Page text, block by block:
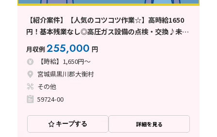
【紹介案件】【人気のコツコツ作業☆】高時給1650
円！基本残業なし◎高圧ガス設備の点検・交換♪未経
験歓迎！
月収例255,000 円
【時給】1,650円～
宮城県黒川郡大衡村
その他
59724-00
キープする 詳細を見る